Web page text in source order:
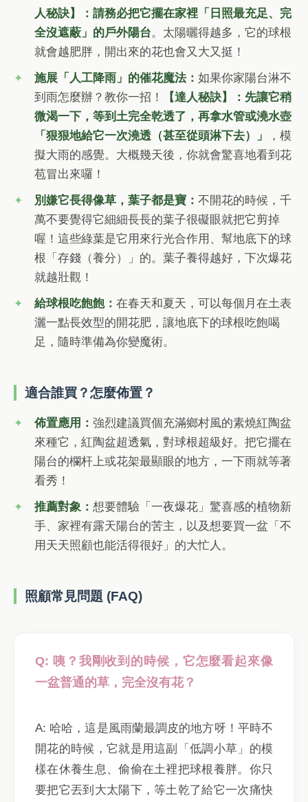
人秘訣】：請務必把它擺在家裡「日照最充足、完
全沒遮蔽」的戶外陽台。太陽曬得越多，它的球根
就會越肥胖，開出來的花也會又大又挺！
施展「人工降雨」的催花魔法：如果你家陽台淋不
到雨怎麼辦？教你一招！
【達人秘訣】：先讓它稍
微渴一下，等到土完全乾透了，再拿水管或澆水壺
「狠狠地給它一次澆透（甚至從頭淋下去）」
，模
擬大雨的感覺。大概幾天後，你就會驚喜地看到花
苞冒出來囉！
別嫌它長得像草，葉子都是寶：不開花的時候，千
萬不要覺得它細細長長的葉子很礙眼就把它剪掉
喔！這些綠葉是它用來行光合作用、幫地底下的球
根「存錢（養分）」的。葉子養得越好，下次爆花
就越壯觀！
給球根吃飽飽：在春天和夏天，可以每個月在土表
灑一點長效型的開花肥，讓地底下的球根吃飽喝
足，隨時準備為你變魔術。
適合誰買？怎麼佈置？
佈置應用：強烈建議買個充滿鄉村風的素燒紅陶盆
來種它，紅陶盆超透氣，對球根超級好。把它擺在
陽台的欄杆上或花架最顯眼的地方，一下雨就等著
看秀！
推薦對象：想要體驗「一夜爆花」驚喜感的植物新
手、家裡有露天陽台的苦主，以及想要買一盆「不
用天天照顧也能活得很好」的大忙人。
照顧常見問題 (FAQ)
Q: 咦？我剛收到的時候，它怎麼看起來像
一盆普通的草，完全沒有花？
A: 哈哈，這是風雨蘭最調皮的地方呀！平時不
開花的時候，它就是用這副「低調小草」的模
樣在休養生息、偷偷在土裡把球根養胖。你只
要把它丟到大太陽下，等土乾了給它一次痛快